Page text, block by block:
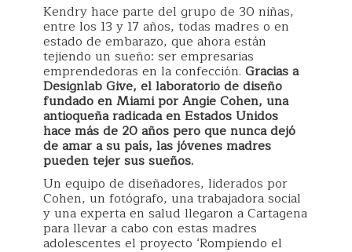
Kendry hace parte del grupo de 30 niñas,
entre los 13 y 17 años, todas madres o en
estado de embarazo, que ahora están
tejiendo un sueño: ser empresarias
emprendedoras en la confección. Gracias a
Designlab Give, el laboratorio de diseño
fundado en Miami por Angie Cohen, una
antioqueña radicada en Estados Unidos
hace más de 20 años pero que nunca dejó
de amar a su país, las jóvenes madres
pueden tejer sus sueños.
Un equipo de diseñadores, liderados por
Cohen, un fotógrafo, una trabajadora social
y una experta en salud llegaron a Cartagena
para llevar a cabo con estas madres
adolescentes el proyecto ‘Rompiendo el